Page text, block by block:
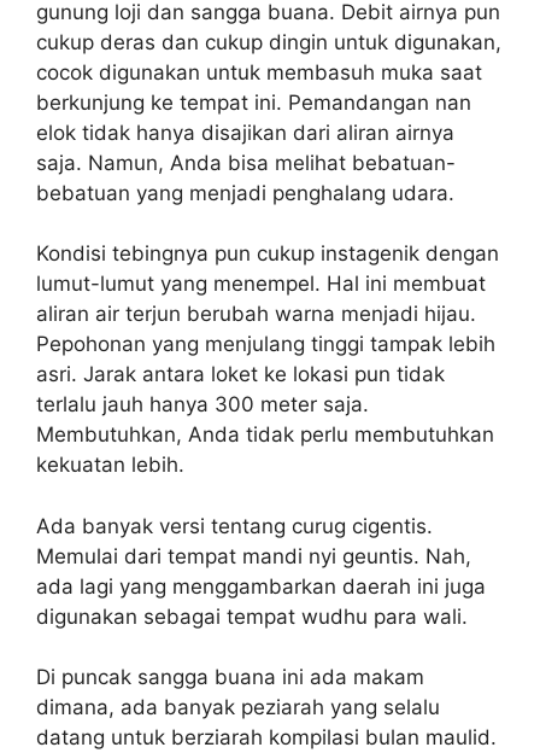
gunung loji dan sangga buana. Debit airnya pun
cukup deras dan cukup dingin untuk digunakan,
cocok digunakan untuk membasuh muka saat
berkunjung ke tempat ini. Pemandangan nan
elok tidak hanya disajikan dari aliran airnya
saja. Namun, Anda bisa melihat bebatuan-
bebatuan yang menjadi penghalang udara.
Kondisi tebingnya pun cukup instagenik dengan
lumut-lumut yang menempel. Hal ini membuat
aliran air terjun berubah warna menjadi hijau.
Pepohonan yang menjulang tinggi tampak lebih
asri. Jarak antara loket ke lokasi pun tidak
terlalu jauh hanya 300 meter saja.
Membutuhkan, Anda tidak perlu membutuhkan
kekuatan lebih.
Ada banyak versi tentang curug cigentis.
Memulai dari tempat mandi nyi geuntis. Nah,
ada lagi yang menggambarkan daerah ini juga
digunakan sebagai tempat wudhu para wali.
Di puncak sangga buana ini ada makam
dimana, ada banyak peziarah yang selalu
datang untuk berziarah kompilasi bulan maulid.